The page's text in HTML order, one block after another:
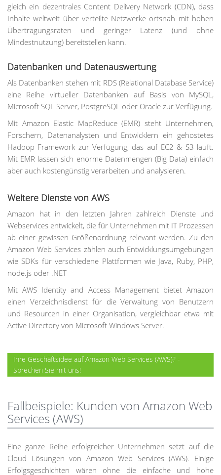
gleich ein dezentrales Content Delivery Network (CDN), dass
Inhalte weltweit über verteilte Netzwerke ortsnah mit hohen
Übertragungsraten und geringer Latenz (und ohne
Mindestnutzung) bereitstellen kann.
Datenbanken und Datenauswertung
Als Datenbanken stehen mit RDS (Relational Database Service)
eine Reihe virtueller Datenbanken auf Basis von MySQL,
Microsoft SQL Server, PostgreSQL oder Oracle zur Verfügung.
Mit Amazon Elastic MapReduce (EMR) steht Unternehmen,
Forschern, Datenanalysten und Entwicklern ein gehostetes
Hadoop Framework zur Verfügung, das auf EC2 & S3 läuft.
Mit EMR lassen sich enorme Datenmengen (Big Data) einfach
aber auch kostengünstig verarbeiten und analysieren.
Weitere Dienste von AWS
Amazon hat in den letzten Jahren zahlreich Dienste und
Webservices entwickelt, die für Unternehmen mit IT Prozessen
ab einer gewissen Größenordnung relevant werden. Zu den
Amazon Web Services zählen auch Entwicklungsumgebungen
wie SDKs für verschiedene Plattformen wie Java, Ruby, PHP,
node.js oder .NET
Mit AWS Identity and Access Management bietet Amazon
einen Verzeichnisdienst für die Verwaltung von Benutzern
und Resourcen in einer Organisation, vergleichbar etwa mit
Active Directory von Microsoft Windows Server.
Ihre Geschäftsidee auf Amazon Web Services (AWS)? -
Sprechen Sie mit uns!
Fallbeispiele: Kunden von Amazon Web
Services (AWS)
Eine ganze Reihe erfolgreicher Unternehmen setzt auf die
Cloud Lösungen von Amazon Web Services (AWS). Einige
Erfolgsgeschichten wären ohne die einfache und hohe